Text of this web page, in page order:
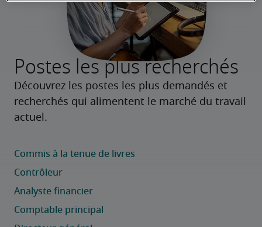
Postes les plus recherchés
Découvrez les postes les plus demandés et
recherchés qui alimentent le marché du travail
actuel.